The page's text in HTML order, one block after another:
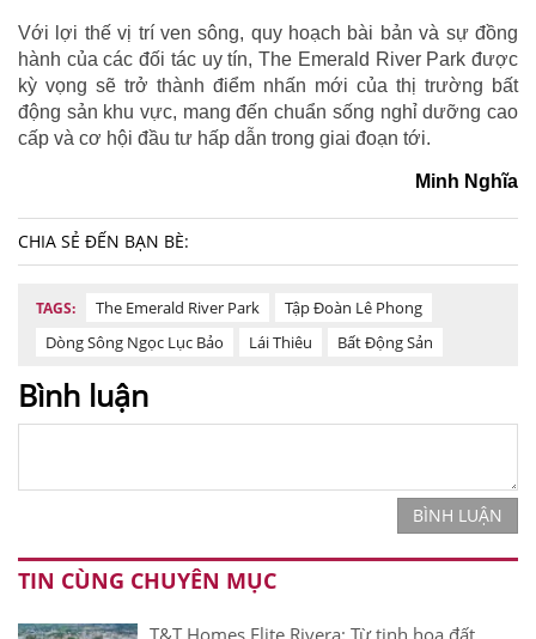
Với lợi thế vị trí ven sông, quy hoạch bài bản và sự đồng
hành của các đối tác uy tín, The Emerald River Park được
kỳ vọng sẽ trở thành điểm nhấn mới của thị trường bất
động sản khu vực, mang đến chuẩn sống nghỉ dưỡng cao
cấp và cơ hội đầu tư hấp dẫn trong giai đoạn tới.
Minh Nghĩa
CHIA SẺ ĐẾN BẠN BÈ:
TAGS: The Emerald River Park
Tập Đoàn Lê Phong
Dòng Sông Ngọc Lục Bảo
Lái Thiêu Bất Động Sản
Bình luận
BÌNH LUẬN
TIN CÙNG CHUYÊN MỤC
T&T Homes Elite Rivera: Từ tinh hoa đất